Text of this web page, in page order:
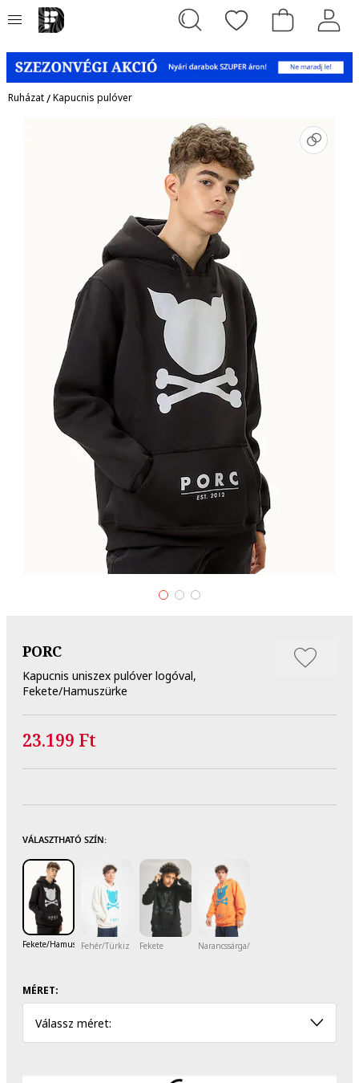
Ruházat/Kapucnis pulóver
PORC
Kapucnis uniszex pulóver logóval,
Fekete/Hamuszürke
23.199 Ft
VÁLASZTHATÓ SZÍN:
Fekete/HamuszürkeFehér/Türkiz Fekete Narancssárga/Világoskék
MÉRET:
Válassz méret: